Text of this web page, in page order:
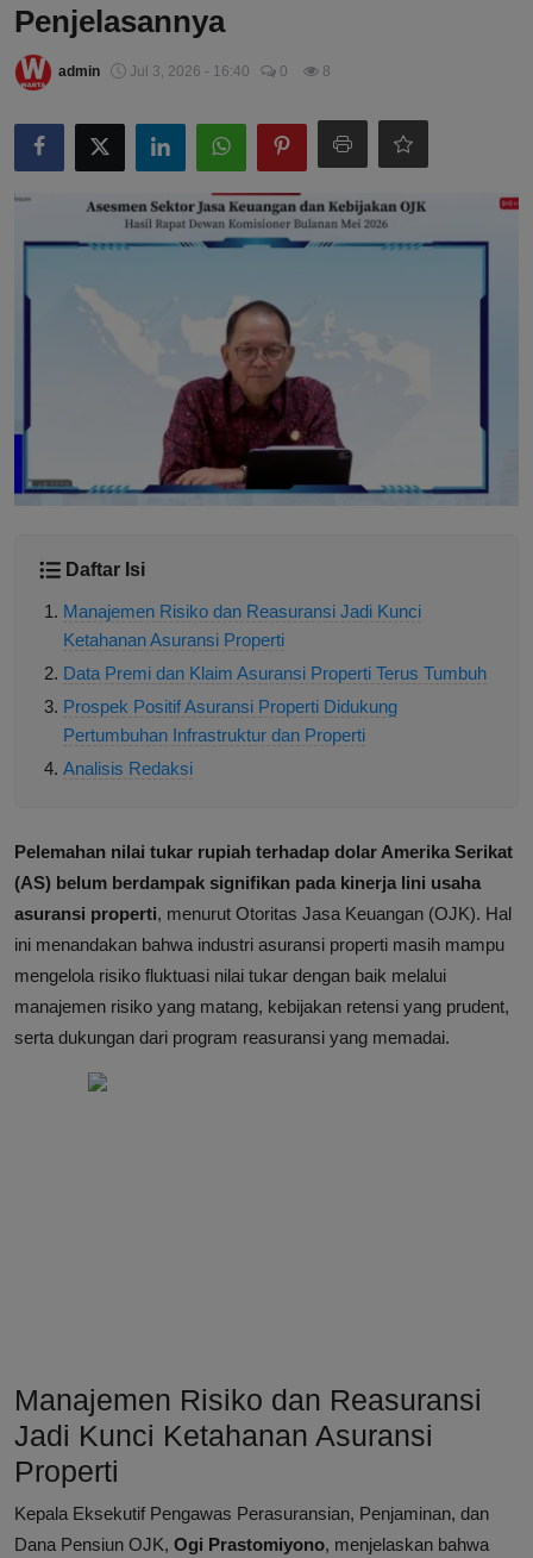
Penjelasannya
admin Jul 3, 2026 - 16:40 0 8
Daftar Isi
Manajemen Risiko dan Reasuransi Jadi Kunci
Ketahanan Asuransi Properti
Data Premi dan Klaim Asuransi Properti Terus Tumbuh
Prospek Positif Asuransi Properti Didukung
Pertumbuhan Infrastruktur dan Properti
Analisis Redaksi
Pelemahan nilai tukar rupiah terhadap dolar Amerika Serikat
(AS) belum berdampak signifikan pada kinerja lini usaha
asuransi properti, menurut Otoritas Jasa Keuangan (OJK). Hal
ini menandakan bahwa industri asuransi properti masih mampu
mengelola risiko fluktuasi nilai tukar dengan baik melalui
manajemen risiko yang matang, kebijakan retensi yang prudent,
serta dukungan dari program reasuransi yang memadai.
Manajemen Risiko dan Reasuransi
Jadi Kunci Ketahanan Asuransi
Properti
Kepala Eksekutif Pengawas Perasuransian, Penjaminan, dan
Dana Pensiun OJK, Ogi Prastomiyono, menjelaskan bahwa